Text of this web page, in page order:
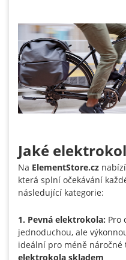
Jaké
Na ElementStore.cz
která splní očekávání
následující kategorie:
1. Pevná elektrokola: Pro
jednoduchou, ale
ideální pro méně náročné
elektrokola skladem